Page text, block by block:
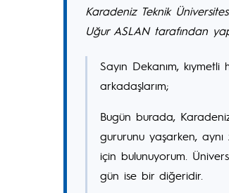
Karadeniz Teknik
Uğur ASLAN tarafından
Sayın Dekanım,
arkadaşlarım;
Bugün burada,
gururunu yaşarken,
için bulunuyorum.
gün ise bir diğeridir.